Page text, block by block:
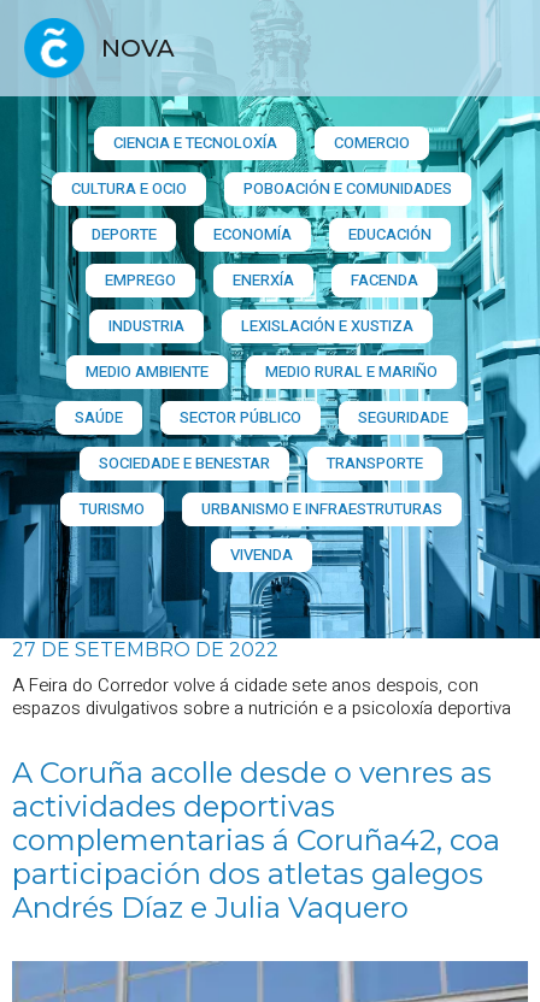
NOVA
CIENCIA E TECNOLOXÍA
COMERCIO
CULTURA E OCIO
POBOACIÓN E COMUNIDADES
DEPORTE
ECONOMÍA
EDUCACIÓN
EMPREGO
ENERXÍA
FACENDA
INDUSTRIA
LEXISLACIÓN E XUSTIZA
MEDIO AMBIENTE
MEDIO RURAL E MARIÑO
SAÚDE
SECTOR PÚBLICO
SEGURIDADE
SOCIEDADE E BENESTAR
TRANSPORTE
TURISMO
URBANISMO E INFRAESTRUTURAS
VIVENDA
27 DE SETEMBRO DE 2022
A Feira do Corredor volve á cidade sete anos despois, con
espazos divulgativos sobre a nutrición e a psicoloxía deportiva
A Coruña acolle desde o venres as
actividades deportivas
complementarias á Coruña42, coa
participación dos atletas galegos
Andrés Díaz e Julia Vaquero